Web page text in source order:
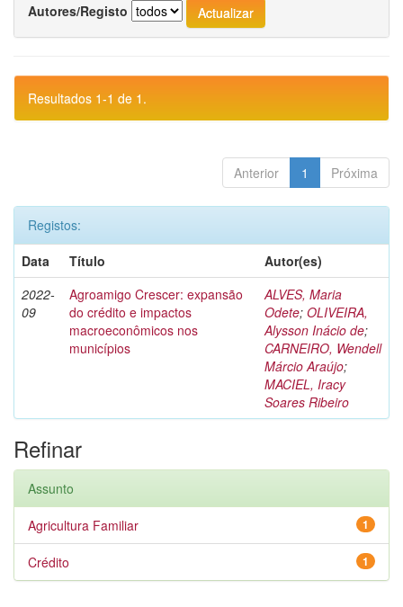
Autores/Registo
Resultados 1-1 de 1.
Anterior 1 Próxima
Registos:
Data
Título
Autor(es)
2022-
09
Agroamigo Crescer: expansão
do crédito e impactos
macroeconômicos nos
municípios
ALVES, Maria
Odete; OLIVEIRA,
Alysson Inácio de;
CARNEIRO, Wendell
Márcio Araújo;
MACIEL, Iracy
Soares Ribeiro
Refinar
Assunto
1
Agricultura Familiar
1
Crédito